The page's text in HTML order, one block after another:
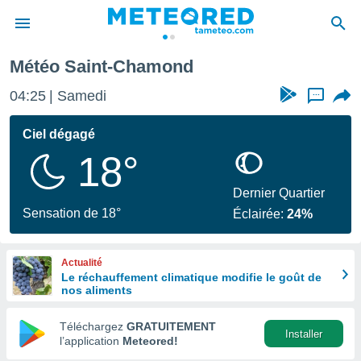
de
en
Météo Saint-Chamond
04:25 Samedi ...
Ciel dégagé
18°
Sensation de 18°
Dernier Quartier
Éclairée:24%
Actualité
Le réchauffement climatique modifie le goût de
nos aliments
Téléchargez GRATUITEMENT
l’application Meteored!
Installer